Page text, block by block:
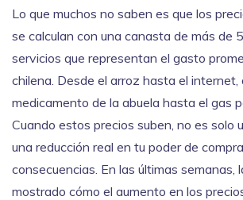
Lo que muchos no saben es que los
se calculan con una canasta de más de
servicios que representan el gasto
chilena. Desde el arroz hasta el internet,
medicamento de la abuela hasta el gas
Cuando estos precios suben, no es solo
una reducción real en tu poder de
consecuencias. En las últimas semanas,
mostrado cómo el aumento en los